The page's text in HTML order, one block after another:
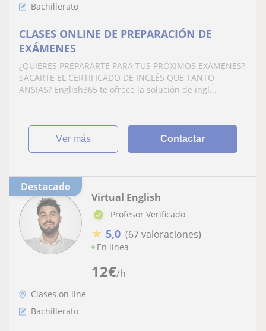
Bachillerato
CLASES ONLINE DE PREPARACIÓN DE
EXÁMENES
¿QUIERES PREPARARTE PARA TUS PRÓXIMOS EXÁMENES?
SACARTE EL CERTIFICADO DE INGLÉS QUE TANTO
ANSIAS? English365 te ofrece la solución de ingl...
ver más Contactar
Destacado
12€/h
Virtual English
Profesor Verificado
★ 5,0 (67 valoraciones)
En línea
Clases on line
Bachillerato